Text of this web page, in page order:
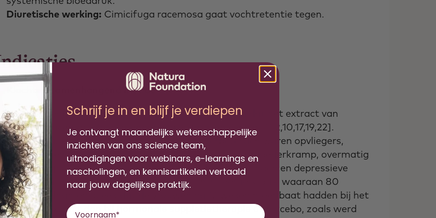
Diuretische werking: Cimicifuga racemosa gaat vochtretentie tegen.
Klachten samenhangend met demenopauze
Tenminste negen klinische studies hebben aangetoond dat het extract van
racemosa (peri)menopausale klachten verlicht [1,2,10,17,19,22].
Neurovegetatieve en psychische klachten die verbeterden waren opvliegers,
hoofdpijn, oorsuizen, duizeligheid, baarmoederkramp, overmatig
slaapstoornissen, nervositeit, stemmingswisselingen en depressieve
Uit een dubbelblinde placebogecontroleerde studie waaraan 80
deelnamen, bleek dat de vrouwen na 12 weken meer baat hadden bij het
extract dan bij hormonale suppletietherapie of placebo, zoals werd
Schrijf je in en blijf je verdiepen
Je ontvangt maandelijks wetenschappelijke
inzichten van ons science team,
uitnodigingen voor webinars, e-learnings en
nascholingen, en kennisartikelen vertaald
naar jouw dagelijkse praktijk.
Voornaam